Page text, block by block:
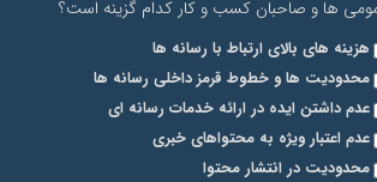
ها و صاحبان کسب و کار کدام گزینه است؟
هزینه های بالای ارتباط با رسانه ها
محدودیت ها و خطوط قرمز داخلی رسانه ها
عدم داشتن ایده در ارائه خدمات رسانه ای
عدم اعتبار ویژه به محتواهای خبری
محدودیت در انتشار محتوا